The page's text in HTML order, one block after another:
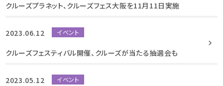
クルーズプラネット、クルーズフェス大阪を11月11日実施
2023.06.12 イベント
クルーズフェスティバル開催、クルーズが当たる抽選会も
2023.05.12 イベント